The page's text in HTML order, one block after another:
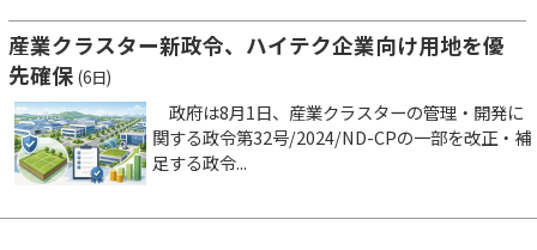
産業クラスター新政令、ハイテク企業向け用地を優
先確保 (6日)
政府は8月1日、産業クラスターの管理・開発に
関する政令第32号/2024/ND-CPの一部を改正・補
足する政令...